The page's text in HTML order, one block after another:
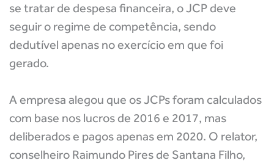
se tratar de despesa financeira, o JCP deve
seguir o regime de competência, sendo
dedutível apenas no exercício em que foi
gerado.
A empresa alegou que os JCPs foram calculados
com base nos lucros de 2016 e 2017, mas
deliberados e pagos apenas em 2020. O relator,
conselheiro Raimundo Pires de Santana Filho,